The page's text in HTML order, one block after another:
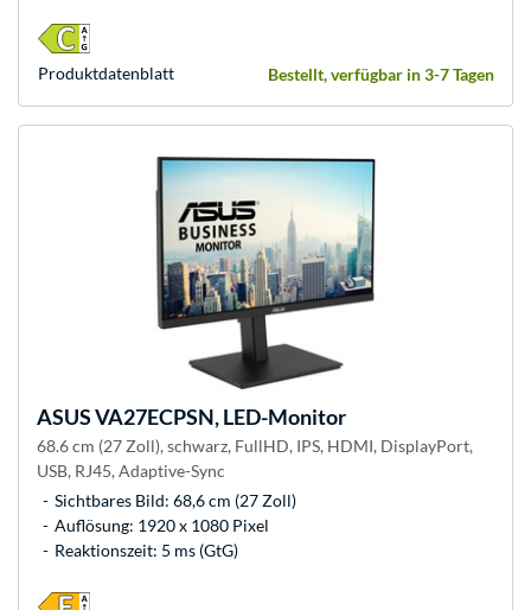
Bestellt, verfügbar in 3-7 Tagen
Produkt­datenblatt
ASUSVA27ECPSN, LED-Monitor
68.6 cm (27 Zoll), schwarz, FullHD, IPS, HDMI, DisplayPort,
USB, RJ45, Adaptive-Sync
Sichtbares Bild: 68,6 cm (27 Zoll)
Auflösung: 1920 x 1080 Pixel
Reaktionszeit: 5 ms (GtG)